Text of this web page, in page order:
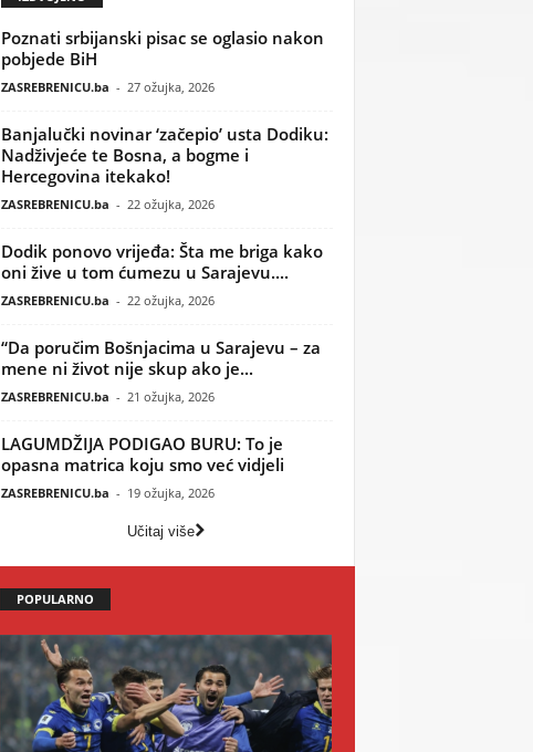
Poznati srbijanski pisac se oglasio nakon
pobjede BiH
ZASREBRENICU.ba - 27 ožujka, 2026
Banjalučki novinar ‘začepio’ usta Dodiku:
Nadživjeće te Bosna, a bogme i
Hercegovina itekako!
ZASREBRENICU.ba - 22 ožujka, 2026
Dodik ponovo vrijeđa: Šta me briga kako
oni žive u tom ćumezu u Sarajevu....
ZASREBRENICU.ba - 22 ožujka, 2026
“Da poručim Bošnjacima u Sarajevu – za
mene ni život nije skup ako je...
ZASREBRENICU.ba - 21 ožujka, 2026
LAGUMDŽIJA PODIGAO BURU: To je
opasna matrica koju smo već vidjeli
ZASREBRENICU.ba - 19 ožujka, 2026
Učitaj više
POPULARNO